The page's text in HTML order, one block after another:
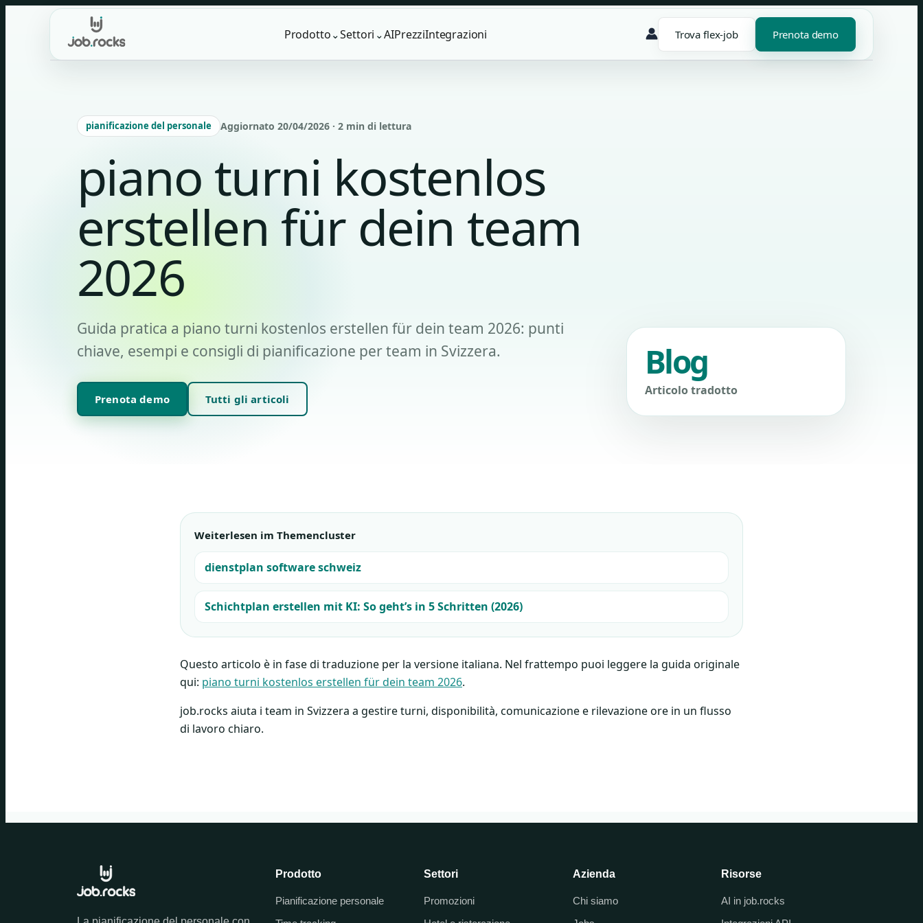
Prodotto ⌄Settori ⌄AIPrezziIntegrazioni Trova flex-job Prenota demo
pianificazione del personale Aggiornato 20/04/2026 · 2 min di lettura
piano turni kostenlos
erstellen für dein team
2026
Guida pratica a piano turni kostenlos erstellen für dein team 2026: punti
chiave, esempi e consigli di pianificazione per team in Svizzera.
Prenota demo Tutti gli articoli
Blog
Articolo tradotto
Weiterlesen im Themencluster
dienstplan software schweiz
Schichtplan erstellen mit KI: So geht’s in 5 Schritten (2026)
Questo articolo è in fase di traduzione per la versione italiana. Nel frattempo puoi leggere la guida originale
qui: piano turni kostenlos erstellen für dein team 2026.
job.rocks aiuta i team in Svizzera a gestire turni, disponibilità, comunicazione e rilevazione ore in un flusso
di lavoro chiaro.
Prodotto
Pianificazione personale
Settori
Promozioni
Azienda
Chi siamo
Risorse
AI in job.rocks